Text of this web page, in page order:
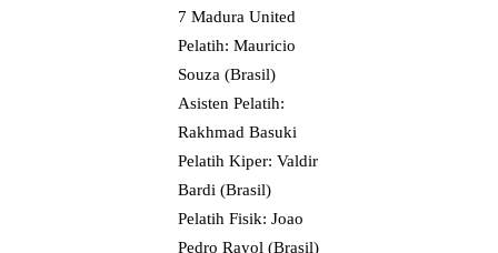
7 Madura United
Pelatih: Mauricio
Souza (Brasil)
Asisten Pelatih:
Rakhmad Basuki
Pelatih Kiper: Valdir
Bardi (Brasil)
Pelatih Fisik: Joao
Pedro Rayol (Brasil)